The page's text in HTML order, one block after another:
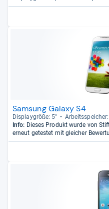
Samsung Galaxy S4
Dis­play­größe: 5"
Info: Dieses Produkt wurde von
erneut getestet mit gleicher